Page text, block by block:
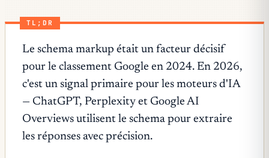
TL;DR
Le schema markup était un facteur décisif
pour le classement Google en 2024. En 2026,
c'est un signal primaire pour les moteurs d'IA
— ChatGPT, Perplexity et Google AI
Overviews utilisent le schema pour extraire
les réponses avec précision.